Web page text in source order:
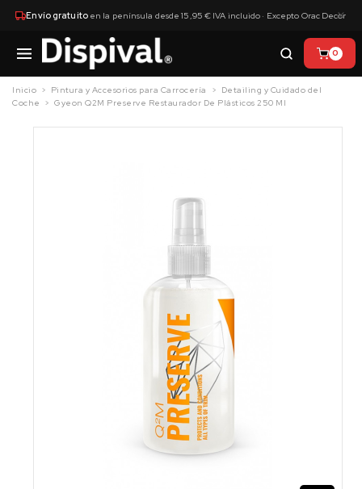
Envío gratuitoen la península desde 15,95 € IVA incluido · Excepto Orac Decor
×
0
Inicio Pintura y Accesorios para Carrocería
Detailing y Cuidado del
Coche
Gyeon Q2M Preserve Restaurador De Plásticos 250 Ml